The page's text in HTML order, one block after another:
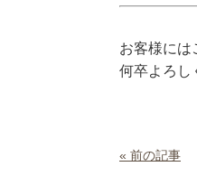
お客様には
何卒よろし
« 前の記事